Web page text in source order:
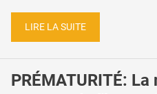
LIRE LA SUITE
PRÉMATURITÉ: